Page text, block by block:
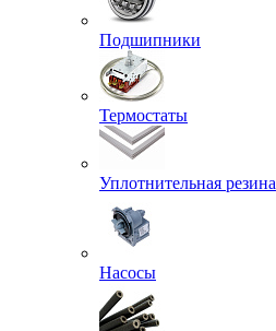
Подшипники
Термостаты
Уплотнительная резина
Насосы